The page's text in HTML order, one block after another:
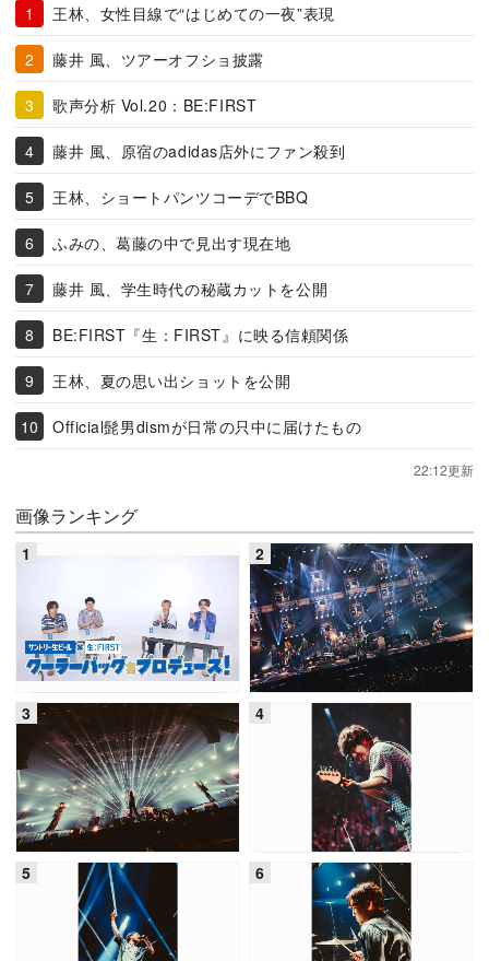
王林、女性目線で“はじめての一夜”表現
藤井 風、ツアーオフショ披露
歌声分析 Vol.20：BE:FIRST
藤井 風、原宿のadidas店外にファン殺到
王林、ショートパンツコーデでBBQ
ふみの、葛藤の中で見出す現在地
藤井 風、学生時代の秘蔵カットを公開
BE:FIRST『生：FIRST』に映る信頼関係
王林、夏の思い出ショットを公開
Official髭男dismが日常の只中に届けたもの
22:12更新
画像ランキング